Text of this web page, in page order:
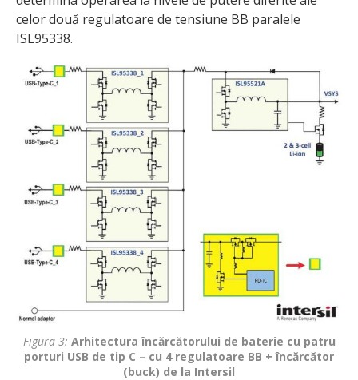
celor două regulatoare de tensiune BB paralele
ISL95338.
Figura 3: Arhitectura încărcătorului de baterie cu patru
porturi USB de tip C – cu 4 regulatoare BB + încărcător
(buck) de la Intersil